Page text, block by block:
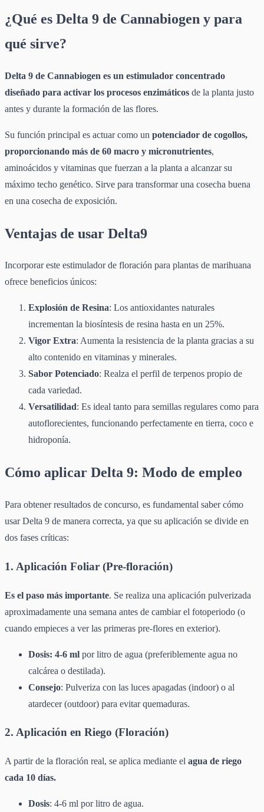
¿Qué es Delta 9 de Cannabiogen y para
qué sirve?
Delta 9 de Cannabiogen es un estimulador concentrado
diseñado para activar los procesos enzimáticos de la planta justo
antes y durante la formación de las flores.
Su función principal es actuar como un potenciador de cogollos,
proporcionando más de 60 macro y micronutrientes,
aminoácidos y vitaminas que fuerzan a la planta a alcanzar su
máximo techo genético. Sirve para transformar una cosecha buena
en una cosecha de exposición.
Ventajas de usar Delta9
Incorporar este estimulador de floración para plantas de marihuana
ofrece beneficios únicos:
Explosión de Resina: Los antioxidantes naturales
incrementan la biosíntesis de resina hasta en un 25%.
Vigor Extra: Aumenta la resistencia de la planta gracias a su
alto contenido en vitaminas y minerales.
Sabor Potenciado: Realza el perfil de terpenos propio de
cada variedad.
Versatilidad: Es ideal tanto para semillas regulares como para
autoflorecientes, funcionando perfectamente en tierra, coco e
hidroponía.
Cómo aplicar Delta 9: Modo de empleo
Para obtener resultados de concurso, es fundamental saber cómo
usar Delta 9 de manera correcta, ya que su aplicación se divide en
dos fases críticas:
1. Aplicación Foliar (Pre-floración)
Es el paso más importante. Se realiza una aplicación pulverizada
aproximadamente una semana antes de cambiar el fotoperiodo (o
cuando empieces a ver las primeras pre-flores en exterior).
Dosis: 4-6 ml por litro de agua (preferiblemente agua no
calcárea o destilada).
Consejo: Pulveriza con las luces apagadas (indoor) o al
atardecer (outdoor) para evitar quemaduras.
2. Aplicación en Riego (Floración)
A partir de la floración real, se aplica mediante el agua de riego
cada 10 días.
Dosis: 4-6 ml por litro de agua.